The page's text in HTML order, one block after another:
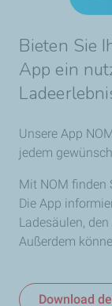
Bieten Sie
App ein
Unsere App
jedem
Mit NOM finden
Die App
Ladesäulen,
Außerdem
Download